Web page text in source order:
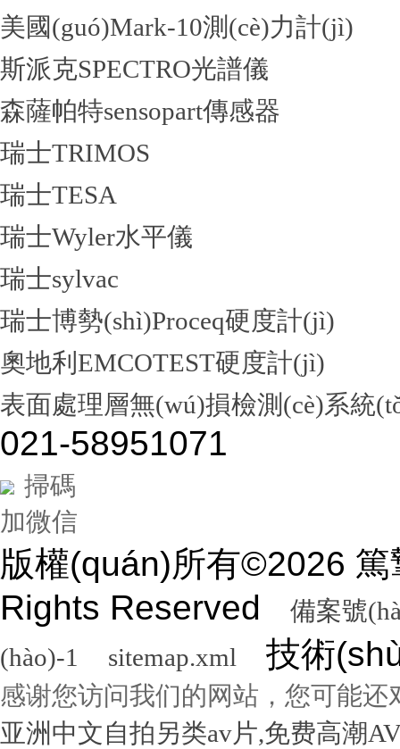
美國(guó)Mark-10測(cè)力計(jì)
斯派克SPECTRO光譜儀
森薩帕特sensopart傳感器
瑞士TRIMOS
瑞士TESA
瑞士Wyler水平儀
瑞士sylvac
瑞士博勢(shì)Proceq硬度計(jì)
奧地利EMCOTEST硬度計(jì)
表面處理層無(wú)損檢測(cè)系統
021-58951071
掃碼
加微信
版權(quán)所有©2026
Rights Reserved
備案號
(hào)-1
sitemap.xml 技術
感谢您访问我们的网站，您可能还
亚洲中文自拍另类av片,免费高潮